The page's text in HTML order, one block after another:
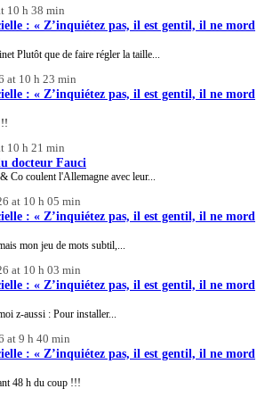
10 h 38 min
: « Z’inquiétez pas, il est gentil, il ne mord
Plutôt que de faire régler la taille...
at 10 h 23 min
: « Z’inquiétez pas, il est gentil, il ne mord
10 h 21 min
docteur Fauci
Co coulent l'Allemagne avec leur...
at 10 h 05 min
: « Z’inquiétez pas, il est gentil, il ne mord
mon jeu de mots subtil,...
at 10 h 03 min
: « Z’inquiétez pas, il est gentil, il ne mord
z-aussi : Pour installer...
at 9 h 40 min
: « Z’inquiétez pas, il est gentil, il ne mord
48 h du coup !!!